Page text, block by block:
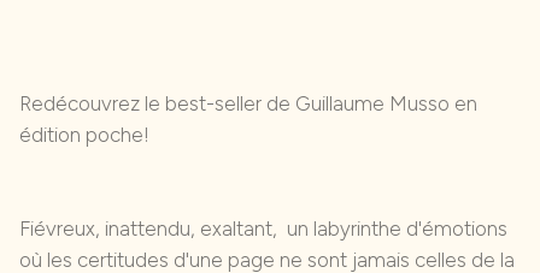
Redécouvrez le best-seller de Guillaume Musso en
édition poche!
Fiévreux, inattendu, exaltant, un labyrinthe d'émotions
où les certitudes d'une page ne sont jamais celles de la